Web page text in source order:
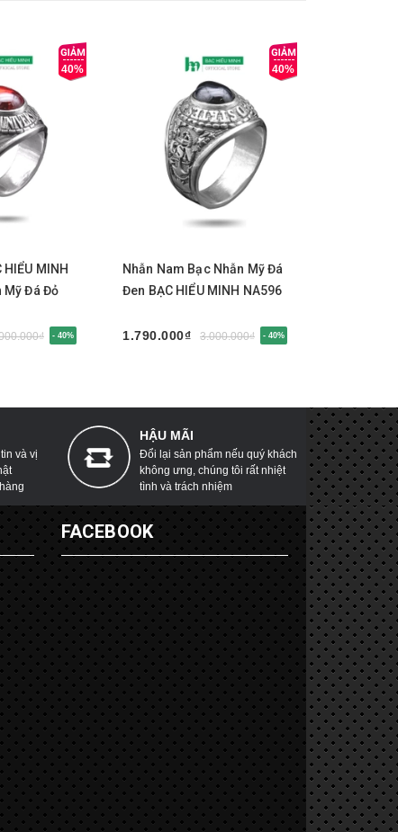
40%
MINH
Mỹ Đá Đỏ
- 40%
40%
Nhẫn Nam Bạc Nhẫn Mỹ Đá
Đen BẠC HIỂU MINH NA596
1.790.000₫ 3.000.000₫ - 40%
và vị
HẬU MÃI
Đổi lại sản phẩm nếu quý khách
không ưng, chúng tôi rất nhiệt
tình và trách nhiệm
FACEBOOK